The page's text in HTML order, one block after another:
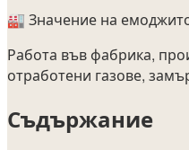
🏭 Значение на
Работа във фабрика,
отработени газове,
Съдържание